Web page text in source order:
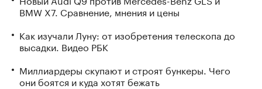
BMW X7. Сравнение, мнения и цены
Как изучали Луну: от изобретения телескопа до
высадки. Видео РБК
Миллиардеры скупают и строят бункеры. Чего
они боятся и куда хотят бежать